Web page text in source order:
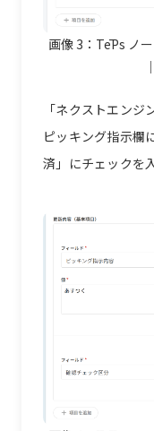
画像 3： TēPs ノ
「ネクストエンジ
ピッキング指示欄
済」にチェックを